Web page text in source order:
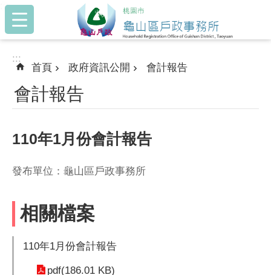
跳到主要內容區塊
:::
:::
首頁 政府資訊公開 會計報告
會計報告
110年1月份會計報告
發布單位：龜山區戶政事務所
相關檔案
110年1月份會計報告
pdf(186.01 KB)